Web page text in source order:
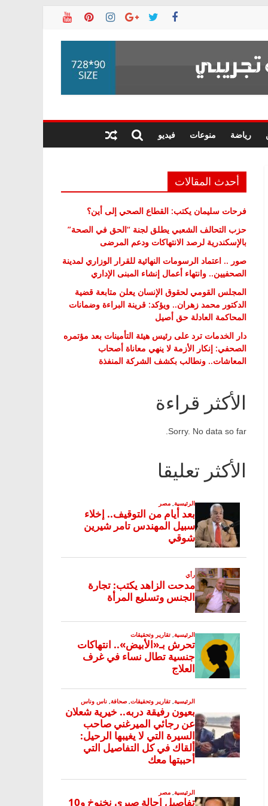
رياضة منوعات فيديو
أحدث المقالات
فرحات سليمان يكتب: القطاع الصحي إلى أين؟
حزب التحالف الشعبي يطلق لجنة “الحق في الصحة”
بالإسكندرية لرصد الانتهاكات ودعم المرضى
صور .. اعتماد الرسومات النهائية للقرار الوزاري لمدينة
الصحفيين.. وانتهاء أعمال إنشاء المبنى الإداري
المجلس القومي لحقوق الإنسان يعلن متابعة قضية
الدكتور محمد زهران.. ويؤكد: قرينة البراءة وضمانات
المحاكمة العادلة حق أصيل
دار الخدمات ترد على رئيس هيئة التأمينات بعد مؤتمره
الصحفي: إنكار الأزمة لا ينهي معاناة أصحاب
المعاشات.. ونطالب بكشف الشركة المنفذة
الأكثر قراءة
Sorry. No data so far.
الأكثر تعليقا